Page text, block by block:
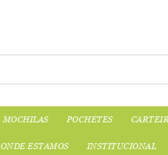
MOCHILAS POCHETES
ONDE ESTAMOS INSTITUCIONAL